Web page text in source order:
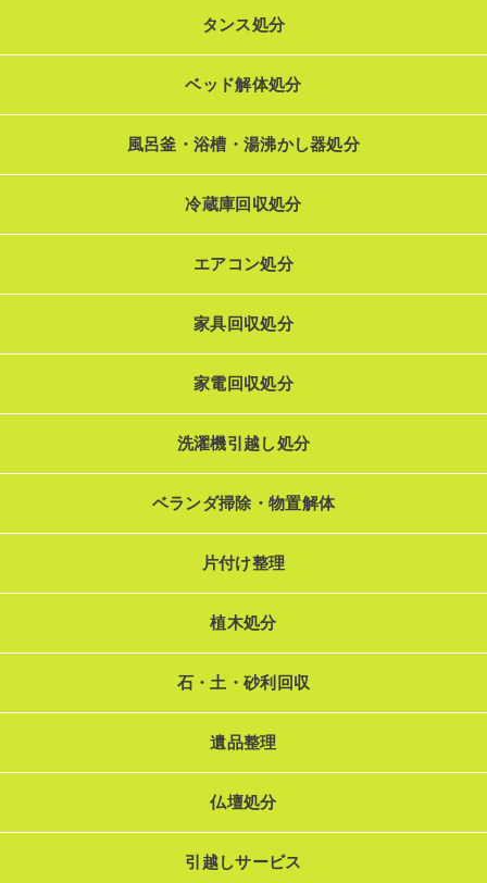
タンス処分
ベッド解体処分
風呂釜・浴槽・湯沸かし器処分
冷蔵庫回収処分
エアコン処分
家具回収処分
家電回収処分
洗濯機引越し処分
ベランダ掃除・物置解体
片付け整理
植木処分
石・土・砂利回収
遺品整理
仏壇処分
引越しサービス